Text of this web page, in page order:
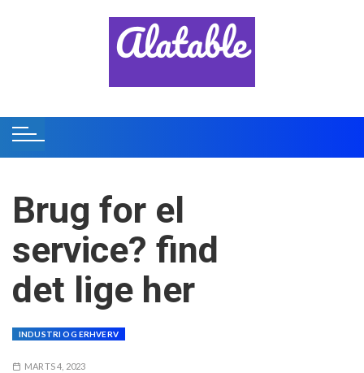
Brug for el
service? find
det lige her
INDUSTRI OG ERHVERV
MARTS 4, 2023